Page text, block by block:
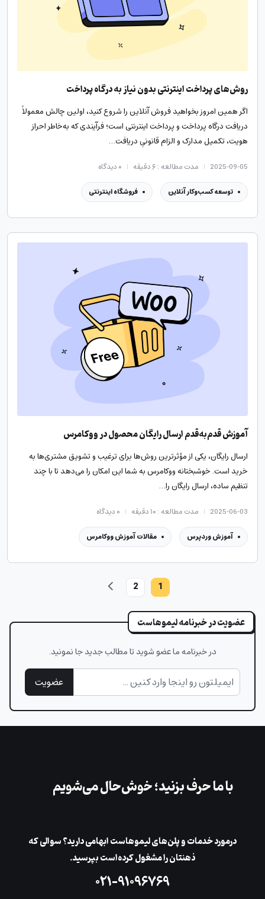
روش‌های پرداخت اینترنتی بدون نیاز به درگاه پرداخت
اگر همین امروز بخواهید فروش آنلاین را شروع کنید، اولین چالش معمولاً
دریافت درگاه پرداخت و پرداخت اینترنتی است؛ فرآیندی که به‌خاطر احراز
هویت، تکمیل مدارک و الزام قانونیِ دریافت…
2025-09-05 مدت مطالعه : ۶ دقیقه ۰دیدگاه
توسعه کسب‌وکار آنلاین فروشگاه اینترنتی
آموزش قدم‌به‌قدم ارسال رایگان محصول در ووکامرس
ارسال رایگان، یکی از مؤثرترین روش‌ها برای ترغیب و تشویق مشتری‌ها به
خرید است. خوشبختانه ووکامرس به شما این امکان را می‌دهد تا با چند
تنظیم ساده، ارسال رایگان را…
2025-06-03 مدت مطالعه : ۱۰ دقیقه ۰دیدگاه
آموزش وردپرس مقالات آموزش ووکامرس
1
2
عضویت در خبرنامه لیموهاست
در خبرنامه ما عضو شوید تا مطالب جدید جا نمونید.
عضویت
با ما حرف بزنید؛ خوش‌حال می‌شویم
در‌مورد خدمات و پلن‌های لیمو‌هاست ابهامی دارید؟ سوالی که
ذهنتان را مشغول کرده‌است بپرسید.
۰۲۱-۹۱۰۹۶۷۶۹